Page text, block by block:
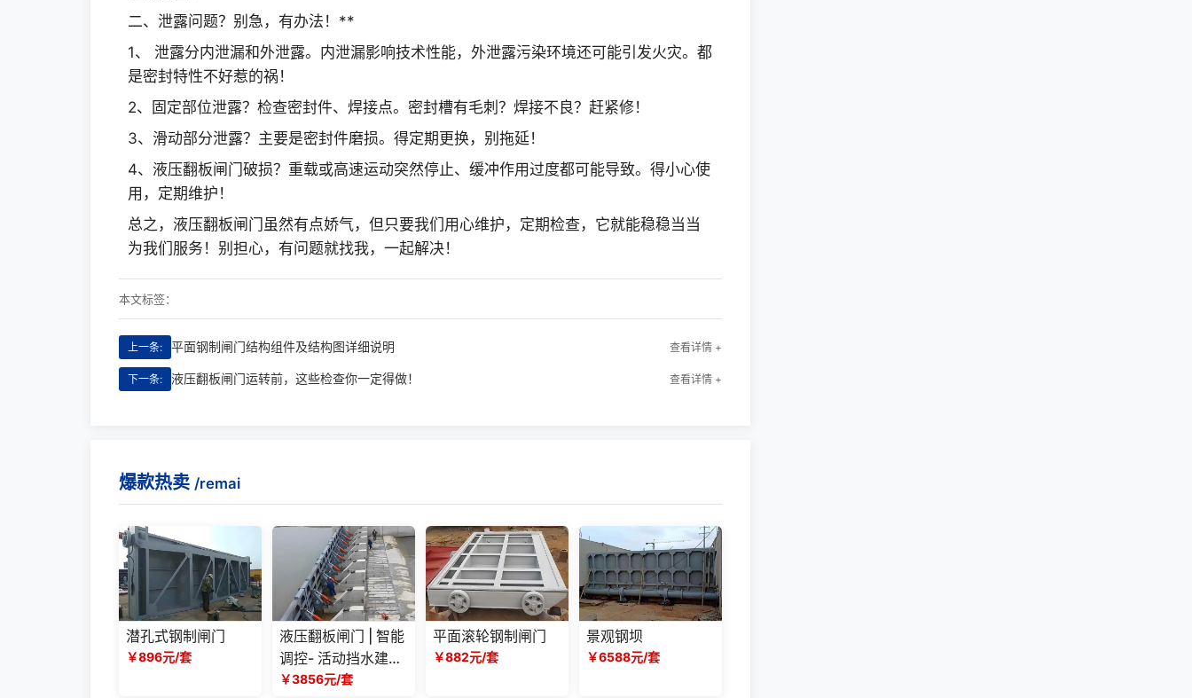
二、泄露问题？别急，有办法！**
1、 泄露分内泄漏和外泄露。内泄漏影响技术性能，外泄露污染环境还可能引发火灾。都
是密封特性不好惹的祸！
2、固定部位泄露？检查密封件、焊接点。密封槽有毛刺？焊接不良？赶紧修！
3、滑动部分泄露？主要是密封件磨损。得定期更换，别拖延！
4、液压翻板闸门破损？重载或高速运动突然停止、缓冲作用过度都可能导致。得小心使
用，定期维护！
总之，液压翻板闸门虽然有点娇气，但只要我们用心维护，定期检查，它就能稳稳当当
为我们服务！别担心，有问题就找我，一起解决！
本文标签：
上一条: 平面钢制闸门结构组件及结构图详细说明 查看详情 +
下一条: 液压翻板闸门运转前，这些检查你一定得做！ 查看详情 +
爆款热卖 /remai
潜孔式钢制闸门
￥896元/套
液压翻板闸门 | 智能
调控- 活动挡水建筑
优选方案
￥3856元/套
平面滚轮钢制闸门
￥882元/套
景观钢坝
￥6588元/套